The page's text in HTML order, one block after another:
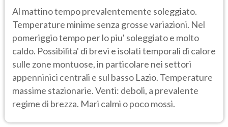
Al mattino tempo prevalentemente soleggiato.
Temperature minime senza grosse variazioni. Nel
pomeriggio tempo per lo piu' soleggiato e molto
caldo. Possibilita' di brevi e isolati temporali di calore
sulle zone montuose, in particolare nei settori
appenninici centrali e sul basso Lazio. Temperature
massime stazionarie. Venti: deboli, a prevalente
regime di brezza. Mari calmi o poco mossi.